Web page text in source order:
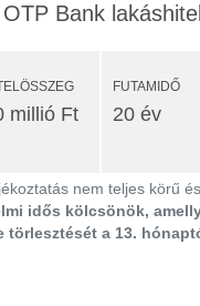
Bank
millió Ft
FUTAMIDŐ
20 év
nem teljes körű
idős kölcsönök,
törlesztését a 13.